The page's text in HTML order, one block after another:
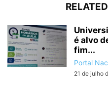
é alvo
fim...
Portal
21 de julho